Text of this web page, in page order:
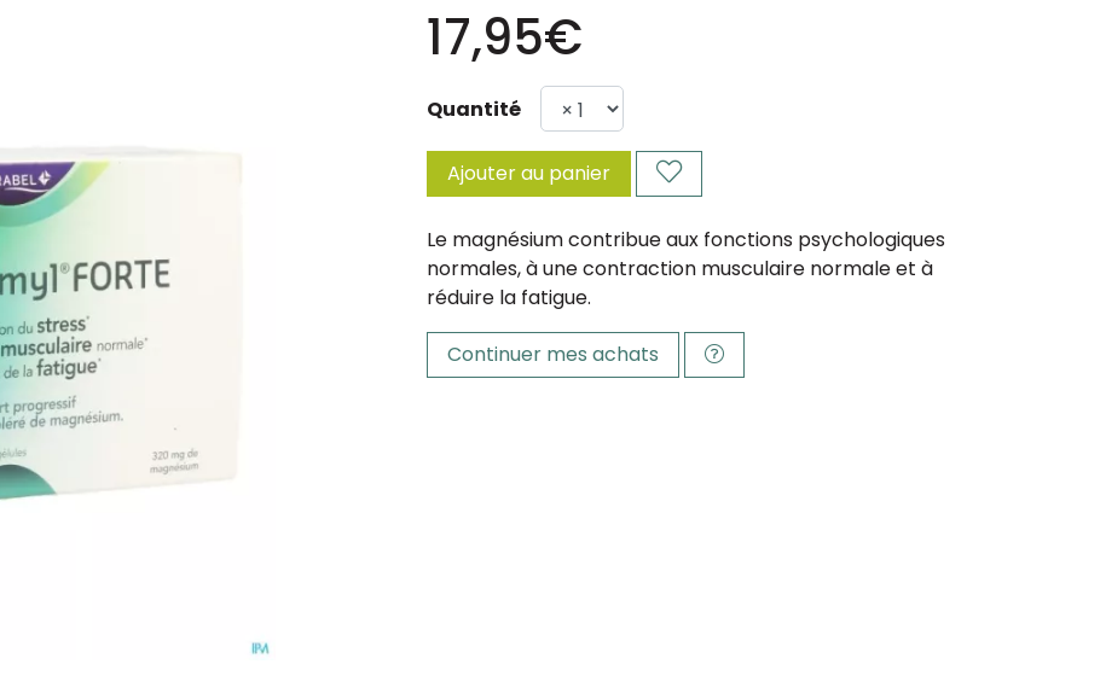
17,95€
Quantité
Ajouter au panier
Le magnésium contribue aux fonctions psychologiques
normales, à une contraction musculaire normale et à
réduire la fatigue.
Continuer mes achats